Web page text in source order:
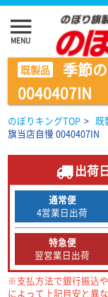
menu
MENU
既製品
季節
0040407IN
のぼりキングTOP > 既
旗当店自慢 0040407IN
出荷
通常便
4営業日出荷
特急便
翌営業日出荷
※支払方法で銀行振込
によって上記目安と異